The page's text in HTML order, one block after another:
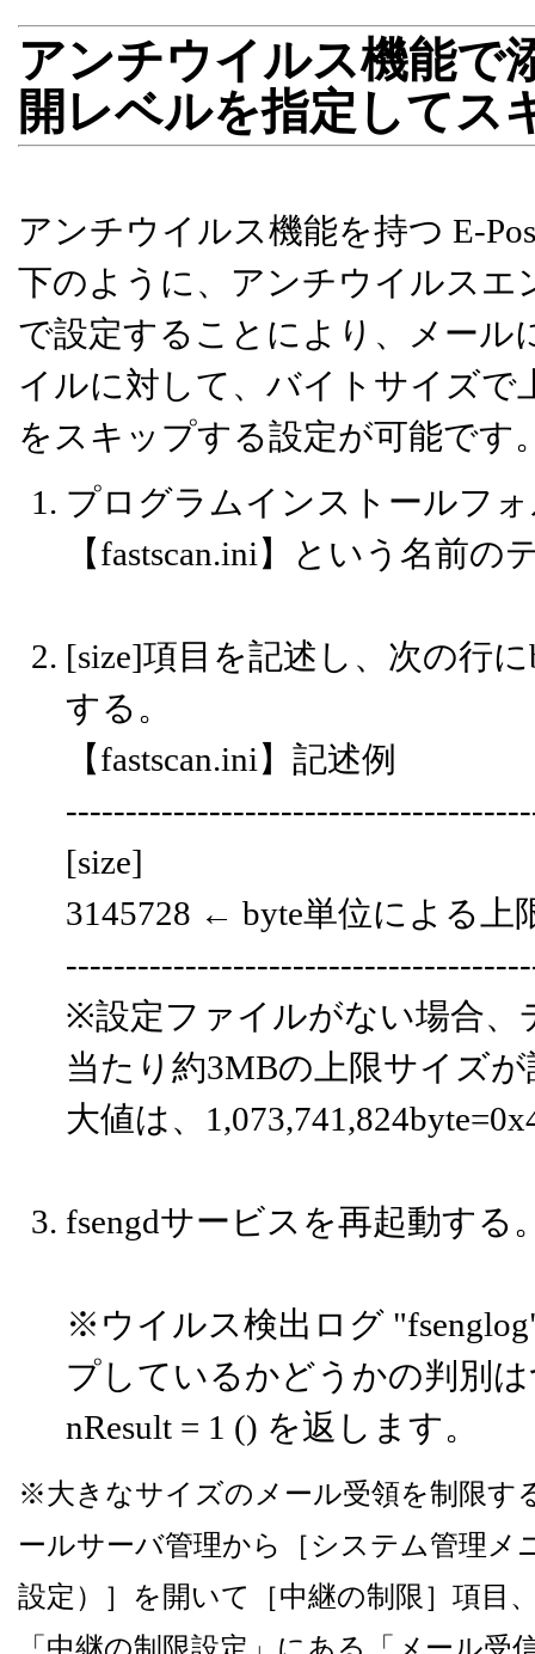
アンチウイルス機能で
開レベルを指定してス
アンチウイルス機能を持つ E-
下のように、アンチウイルスエ
で設定することにより、メール
イルに対して、バイトサイズで
をスキップする設定が可能です
プログラムインストールフォ
【fastscan.ini】という名前
[size]項目を記述し、次の行
する。
【fastscan.ini】記述例
[size]
3145728 ← byte単位による上
※設定ファイルがない場合、
当たり約3MBの上限サイズ
大値は、
fsengdサービスを再起動する
※ウイルス検出ログ
プしているかどうかの判別
nResult = 1 () を返します。
※大きなサイズのメール受領を制限す
ールサーバ管理から［システム管理メ
設定）］を開いて［中継の制限］項目
「中継の制限設定」にある「メール